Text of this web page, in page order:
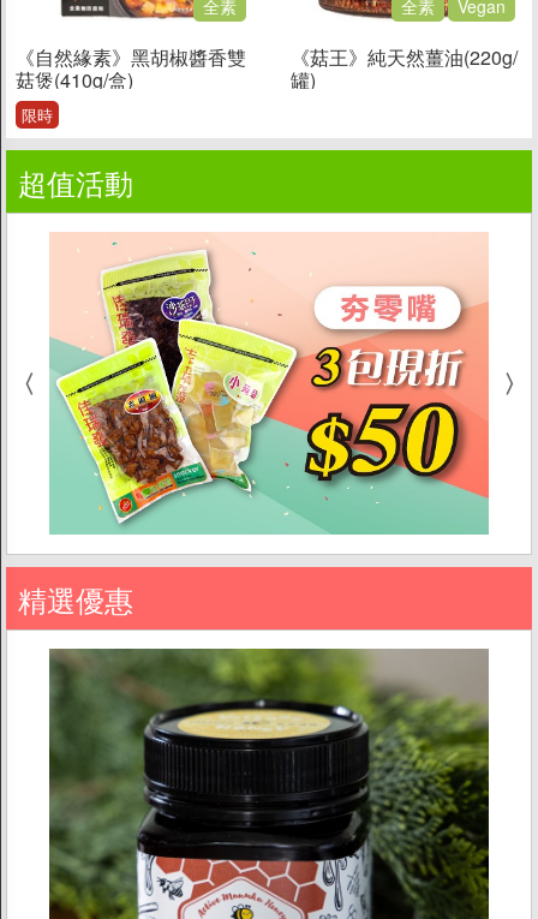
商店資訊
關於我們
品牌故事
全素
《自然緣素》黑胡椒醬香雙
菇煲(410g/盒)
限時
全素 Vegan
《菇王》純天然薑油(220g/
罐)
超值活動
精選優惠